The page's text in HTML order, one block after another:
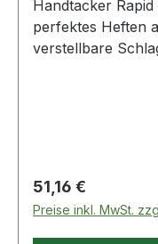
Handtacker Rapid
perfektes Heften
verstellbare
Regulärer Preis:
51,16 €
Preise inkl. MwSt.